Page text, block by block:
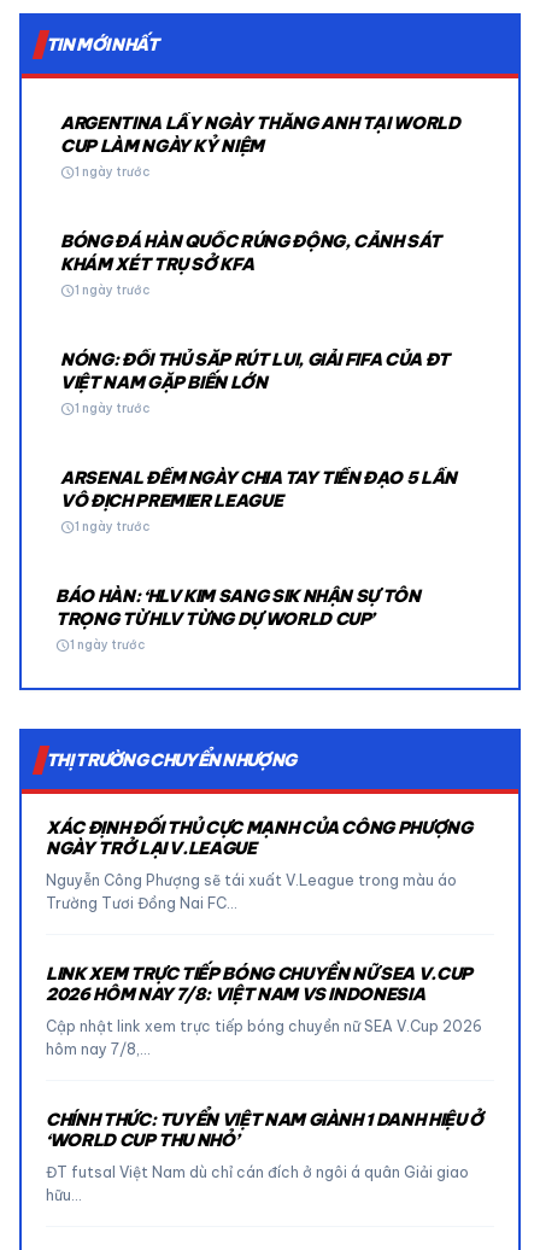
TIN MỚI NHẤT
ARGENTINA LẤY NGÀY THẮNG ANH TẠI WORLD
CUP LÀM NGÀY KỶ NIỆM
schedule1 ngày trước
BÓNG ĐÁ HÀN QUỐC RÚNG ĐỘNG, CẢNH SÁT
KHÁM XÉT TRỤ SỞ KFA
schedule1 ngày trước
NÓNG: ĐỐI THỦ SẮP RÚT LUI, GIẢI FIFA CỦA ĐT
VIỆT NAM GẶP BIẾN LỚN
schedule1 ngày trước
ARSENAL ĐẾM NGÀY CHIA TAY TIỀN ĐẠO 5 LẦN
VÔ ĐỊCH PREMIER LEAGUE
schedule1 ngày trước
BÁO HÀN: ‘HLV KIM SANG SIK NHẬN SỰ TÔN
TRỌNG TỪ HLV TỪNG DỰ WORLD CUP’
schedule1 ngày trước
THỊ TRƯỜNG CHUYỂN NHƯỢNG
XÁC ĐỊNH ĐỐI THỦ CỰC MẠNH CỦA CÔNG PHƯỢNG
NGÀY TRỞ LẠI V.LEAGUE
Nguyễn Công Phượng sẽ tái xuất V.League trong màu áo
Trường Tươi Đồng Nai FC…
LINK XEM TRỰC TIẾP BÓNG CHUYỀN NỮ SEA V.CUP
2026 HÔM NAY 7/8: VIỆT NAM VS INDONESIA
Cập nhật link xem trực tiếp bóng chuyền nữ SEA V.Cup 2026
hôm nay 7/8,…
CHÍNH THỨC: TUYỂN VIỆT NAM GIÀNH 1 DANH HIỆU Ở
‘WORLD CUP THU NHỎ’
ĐT futsal Việt Nam dù chỉ cán đích ở ngôi á quân Giải giao
hữu…